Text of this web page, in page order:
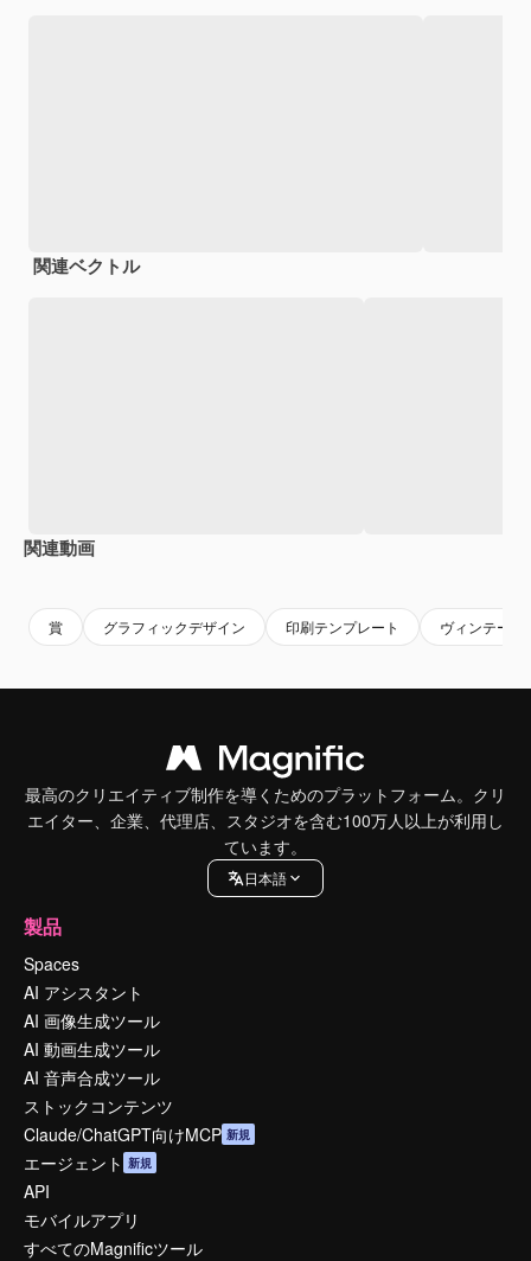
関連ベクトル
関連動画
賞 グラフィックデザイン 印刷テンプレート ヴィンテージ
最高のクリエイティブ制作を導くためのプラットフォーム。クリ
エイター、企業、代理店、スタジオを含む100万人以上が利用し
ています。
日本語
製品
Spaces
AI アシスタント
AI 画像生成ツール
AI 動画生成ツール
AI 音声合成ツール
ストックコンテンツ
Claude/ChatGPT向けMCP 新規
エージェント 新規
API
モバイルアプリ
すべてのMagnificツール